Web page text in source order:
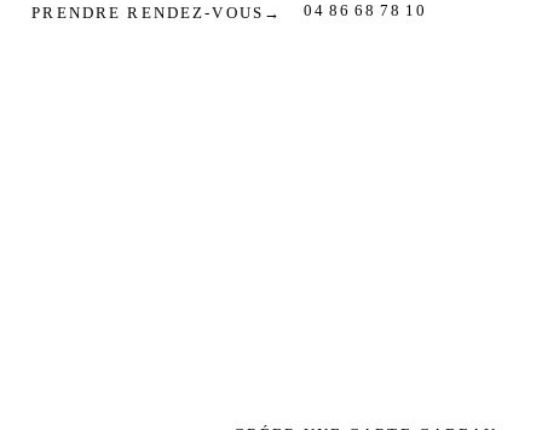
PRENDRE RENDEZ-VOUS → 04 86 68 78 10